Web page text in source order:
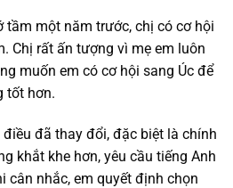
tầm một năm trước, chị có cơ hội
Chị rất ấn tượng vì mẹ em luôn
muốn em có cơ hội sang Úc để
tốt hơn.
đã thay đổi, đặc biệt là chính
khắt khe hơn, yêu cầu tiếng Anh
cân nhắc, em quyết định chọn